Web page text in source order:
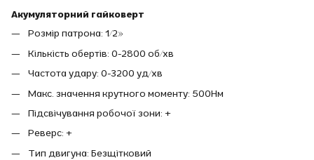
Акумуляторний гайковерт
Розмір патрона: 1/2»
Кількість обертів: 0-2800 об/хв
Частота удару: 0-3200 уд/хв
Макс. значення крутного моменту: 500Нм
Підсвічування робочої зони: +
Реверс: +
Тип двигуна: Безщітковий